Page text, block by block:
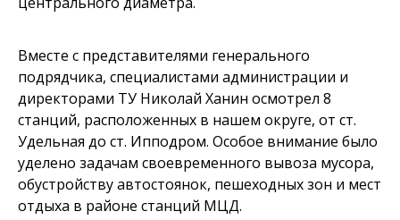
Вместе с представителями генерального
подрядчика, специалистами администрации и
директорами ТУ Николай Ханин осмотрел 8
станций, расположенных в нашем округе, от ст.
Удельная до ст. Ипподром. Особое внимание было
уделено задачам своевременного вывоза мусора,
обустройству автостоянок, пешеходных зон и мест
отдыха в районе станций МЦД.